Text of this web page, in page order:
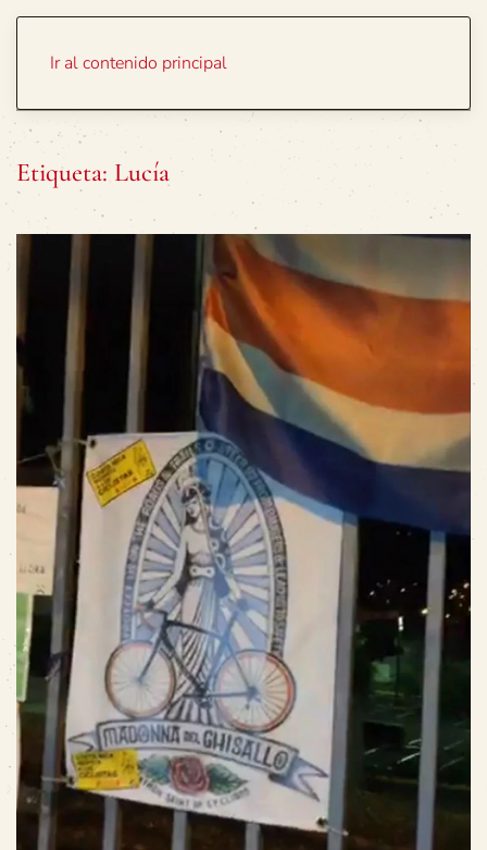
Ir al contenido principal
Etiqueta: Lucía